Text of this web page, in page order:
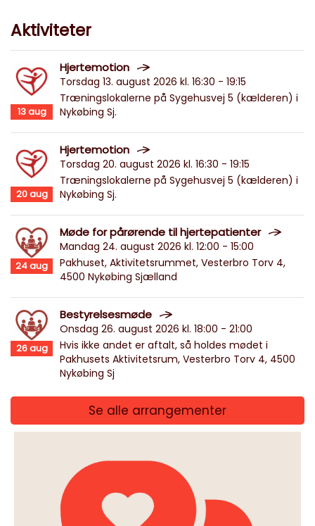
Aktiviteter
13aug
Hjertemotion
Torsdag 13. august 2026 kl. 16:30 - 19:15
Træningslokalerne på Sygehusvej 5 (kælderen) i
Nykøbing Sj.
20aug
Hjertemotion
Torsdag 20. august 2026 kl. 16:30 - 19:15
Træningslokalerne på Sygehusvej 5 (kælderen) i
Nykøbing Sj.
24aug
Møde for pårørende til hjertepatienter
Mandag 24. august 2026 kl. 12:00 - 15:00
Pakhuset, Aktivitetsrummet, Vesterbro Torv 4,
4500 Nykøbing Sjælland
26aug
Bestyrelsesmøde
Onsdag 26. august 2026 kl. 18:00 - 21:00
Hvis ikke andet er aftalt, så holdes mødet i
Pakhusets Aktivitetsrum, Vesterbro Torv 4, 4500
Nykøbing Sj
Se alle arrangementer